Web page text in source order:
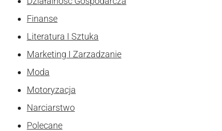
Finanse
Literatura I Sztuka
Marketing I Zarzadzanie
Moda
Motoryzacja
Narciarstwo
Polecane